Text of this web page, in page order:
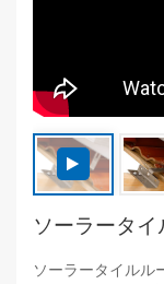
ソーラータ
ソーラータイルル